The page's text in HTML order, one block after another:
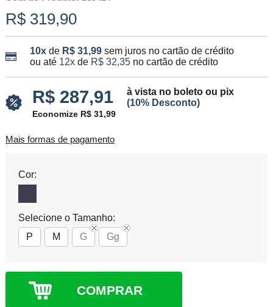
R$ 319,90
10xde R$ 31,99 sem juros no cartão de crédito
ou até 12xde R$ 32,35no cartão de crédito
R$ 287,91
à vista no boleto ou pix
(10% Desconto)
Economize R$ 31,99
Mais formas de pagamento
Cor:
Selecione o Tamanho:
P
M G Gg
COMPRAR